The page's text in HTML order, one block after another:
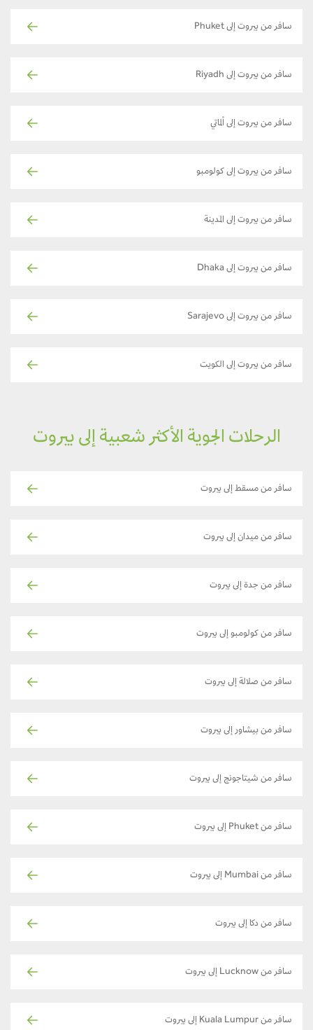
سافر من بيروت إلى Phuket
سافر من بيروت إلى Riyadh
سافر من بيروت إلى ألماتي
سافر من بيروت إلى كولومبو
سافر من بيروت إلى المدينة
سافر من بيروت إلى Dhaka
سافر من بيروت إلى Sarajevo
سافر من بيروت إلى الكويت
الرحلات الجوية الأكثر شعبية إلى بيروت
سافر من مسقط إلى بيروت
سافر من ميدان إلى بيروت
سافر من جدة إلى بيروت
سافر من كولومبو إلى بيروت
سافر من صلالة إلى بيروت
سافر من بيشاور إلى بيروت
سافر من شيتاجونج إلى بيروت
سافر من Phuket إلى بيروت
سافر من Mumbai إلى بيروت
سافر من دكا إلى بيروت
سافر من Lucknow إلى بيروت
سافر من Kuala Lumpur إلى بيروت